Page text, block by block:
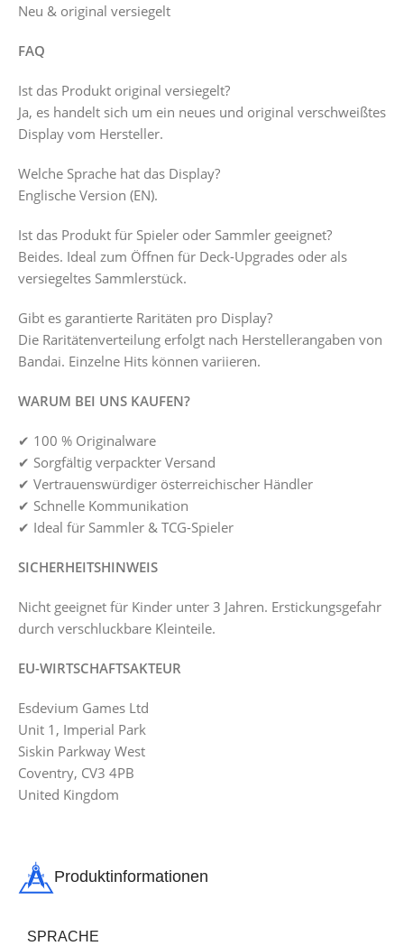
Neu & original versiegelt
FAQ
Ist das Produkt original versiegelt?
Ja, es handelt sich um ein neues und original verschweißtes
Display vom Hersteller.
Welche Sprache hat das Display?
Englische Version (EN).
Ist das Produkt für Spieler oder Sammler geeignet?
Beides. Ideal zum Öffnen für Deck-Upgrades oder als
versiegeltes Sammlerstück.
Gibt es garantierte Raritäten pro Display?
Die Raritätenverteilung erfolgt nach Herstellerangaben von
Bandai. Einzelne Hits können variieren.
WARUM BEI UNS KAUFEN?
✔ 100 % Originalware
✔ Sorgfältig verpackter Versand
✔ Vertrauenswürdiger österreichischer Händler
✔ Schnelle Kommunikation
✔ Ideal für Sammler & TCG-Spieler
SICHERHEITSHINWEIS
Nicht geeignet für Kinder unter 3 Jahren. Erstickungsgefahr
durch verschluckbare Kleinteile.
EU-WIRTSCHAFTSAKTEUR
Esdevium Games Ltd
Unit 1, Imperial Park
Siskin Parkway West
Coventry, CV3 4PB
United Kingdom
Produktinformationen
SPRACHE